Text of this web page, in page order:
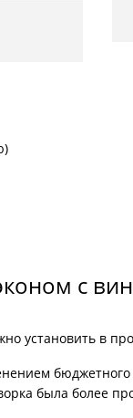
с
установить в
была более